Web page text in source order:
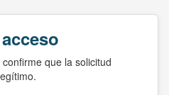
que la solicitud